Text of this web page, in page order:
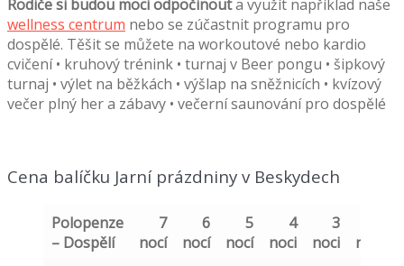
Rodiče si budou moci odpočinouta využít například naše
wellness centrum nebo se zúčastnit programu pro
dospělé. Těšit se můžete na workoutové nebo kardio
cvičení • kruhový trénink • turnaj v Beer pongu • šipkový
turnaj • výlet na běžkách • výšlap na sněžnicích • kvízový
večer plný her a zábavy • večerní saunování pro dospělé
Cena balíčku Jarní prázdniny v Beskydech
Polopenze
– Dospělí
7
nocí
6
nocí
5
nocí
4
noci
3
noci
noci